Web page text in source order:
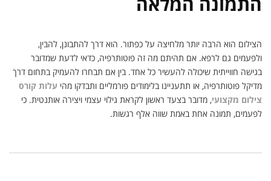
הצילום הוא הרבה יותר מלחיצה על כפתור. הוא דרך להתבונן, להבין,
ולפעמים גם לרפא. אם תהיתם מה זה פוטותרפיה, כדאי לדעת שמדובר
בגישה חווייתית שיכולה להעשיר כל אחד. בין אם תבחרו להעמיק בתחום דרך
מדיקל פוטותרפיה, או תתעניינו בלימודים פורמליים ותבדקו מהי עלות קורס
צילום מקצועי, מדובר בצעד ראשון לקראת גילוי עצמי ויצירה אותנטית. כי
לפעמים, תמונה אחת באמת שווה אלף רגשות.